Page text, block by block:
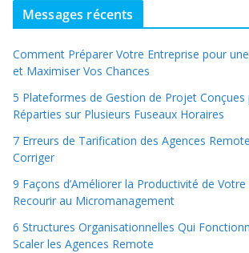
Messages récents
Comment Préparer Votre Entreprise pour
et Maximiser Vos Chances
5 Plateformes de Gestion de Projet Conçues
Réparties sur Plusieurs Fuseaux Horaires
7 Erreurs de Tarification des Agences
Corriger
9 Façons d’Améliorer la Productivité de Votre
Recourir au Micromanagement
6 Structures Organisationnelles Qui
Scaler les Agences Remote